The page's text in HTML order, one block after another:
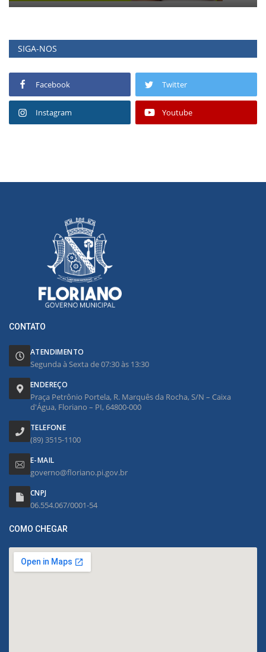
SIGA-NOS
Facebook Twitter
Instagram Youtube
CONTATO
ATENDIMENTO
Segunda à Sexta de 07:30 às 13:30
ENDEREÇO
Praça Petrônio Portela, R. Marquês da Rocha, S/N – Caixa
d'Água, Floriano – PI, 64800-000
TELEFONE
(89) 3515-1100
E-MAIL
governo@floriano.pi.gov.br
CNPJ
06.554.067/0001-54
COMO CHEGAR